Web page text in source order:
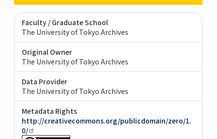
Faculty / Graduate School
The University of Tokyo Archives
Original Owner
The University of Tokyo Archives
Data Provider
The University of Tokyo Archives
Metadata Rights
http://creativecommons.org/publicdomain/zero/1.
0/